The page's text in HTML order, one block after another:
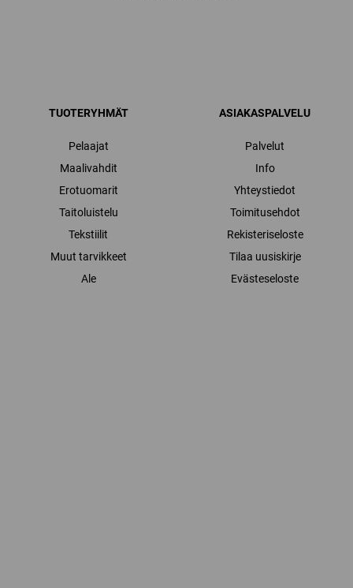
TUOTERYHMÄT
Pelaajat
Maalivahdit
Erotuomarit
Taitoluistelu
Tekstiilit
Muut tarvikkeet
Ale
ASIAKASPALVELU
Palvelut
Info
Yhteystiedot
Toimitusehdot
Rekisteriseloste
Tilaa uusiskirje
Evästeseloste